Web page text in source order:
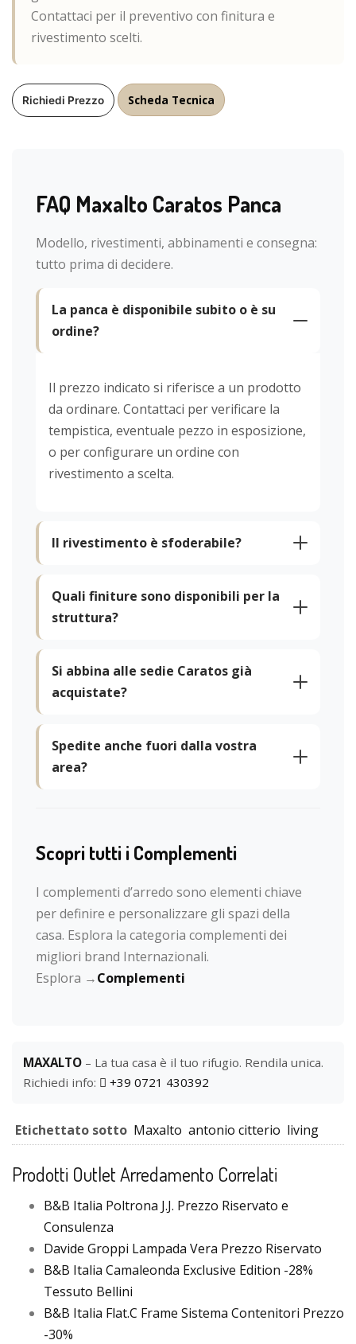
Contattaci per il preventivo con finitura e
rivestimento scelti.
Richiedi Prezzo Scheda Tecnica
FAQ Maxalto Caratos Panca
Modello, rivestimenti, abbinamenti e consegna:
tutto prima di decidere.
La panca è disponibile subito o è su
ordine?
Il prezzo indicato si riferisce a un prodotto
da ordinare. Contattaci per verificare la
tempistica, eventuale pezzo in esposizione,
o per configurare un ordine con
rivestimento a scelta.
Il rivestimento è sfoderabile?
Quali finiture sono disponibili per la
struttura?
Si abbina alle sedie Caratos già
acquistate?
Spedite anche fuori dalla vostra
area?
Scopri tutti i Complementi
I complementi d’arredo sono elementi chiave
per definire e personalizzare gli spazi della
casa. Esplora la categoria complementi dei
migliori brand Internazionali.
Esplora →Complementi
MAXALTO – La tua casa è il tuo rifugio. Rendila unica.
Richiedi info:
+39 0721 430392
Etichettato sotto Maxalto antonio citterio living
Prodotti Outlet Arredamento Correlati
B&B Italia Poltrona J.J. Prezzo Riservato e
Consulenza
Davide Groppi Lampada Vera Prezzo Riservato
B&B Italia Camaleonda Exclusive Edition -28%
Tessuto Bellini
B&B Italia Flat.C Frame Sistema Contenitori Prezzo
-30%